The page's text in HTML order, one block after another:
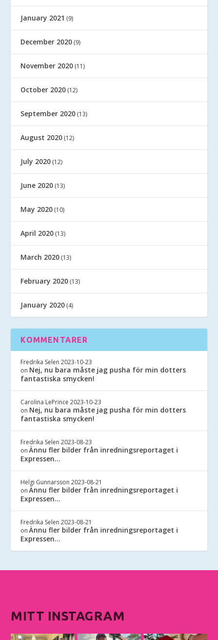
January 2021 (9)
December 2020 (9)
November 2020 (11)
October 2020 (12)
September 2020 (13)
August 2020 (12)
July 2020 (12)
June 2020 (13)
May 2020 (10)
April 2020 (13)
March 2020 (13)
February 2020 (13)
January 2020 (4)
KOMMENTARER
Fredrika Selen 2023-10-23
on Nej, nu bara måste jag pusha för min dotters
fantastiska smycken!
Carolina LePrince 2023-10-23
on Nej, nu bara måste jag pusha för min dotters
fantastiska smycken!
Fredrika Selen 2023-08-23
onÄnnu fler bilder från inredningsreportaget i
Expressen…
Helgi Gunnarsson 2023-08-21
onÄnnu fler bilder från inredningsreportaget i
Expressen…
Fredrika Selen 2023-08-21
onÄnnu fler bilder från inredningsreportaget i
Expressen…
MITT INSTAGRAM